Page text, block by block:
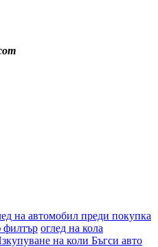
на автомобил преди покупка
филтър оглед на кола
на коли Бъгси авто